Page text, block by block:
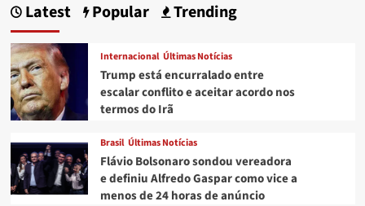
Latest Popular Trending
Internacional Últimas Notícias
Trump está encurralado entre
escalar conflito e aceitar acordo nos
termos do Irã
Brasil Últimas Notícias
Flávio Bolsonaro sondou vereadora
e definiu Alfredo Gaspar como vice a
menos de 24 horas de anúncio